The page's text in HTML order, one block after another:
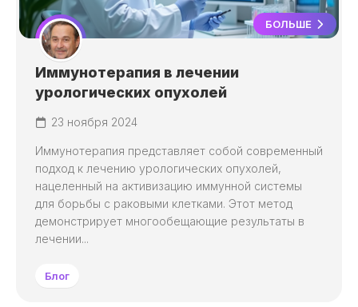
БОЛЬШЕ
Иммунотерапия в лечении
урологических опухолей
23 ноября 2024
Иммунотерапия представляет собой современный
подход к лечению урологических опухолей,
нацеленный на активизацию иммунной системы
для борьбы с раковыми клетками. Этот метод
демонстрирует многообещающие результаты в
лечении...
Блог